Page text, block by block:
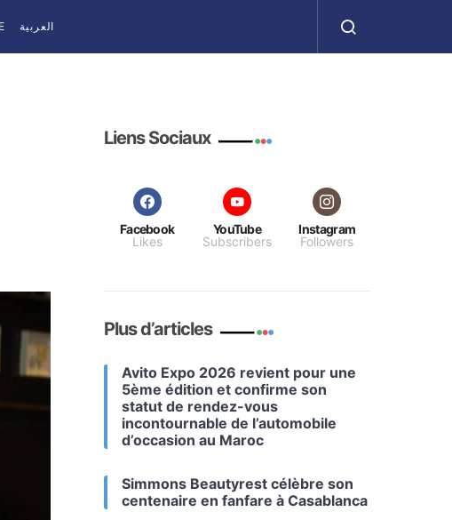
العربية
Liens Sociaux
Facebook
Likes
YouTube
Subscribers
Instagram
Followers
Plus d’articles
Avito Expo 2026 revient pour une
5ème édition et confirme son
statut de rendez-vous
incontournable de l’automobile
d’occasion au Maroc
Simmons Beautyrest célèbre son
centenaire en fanfare à Casablanca